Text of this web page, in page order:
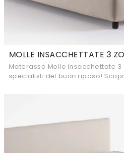
MOLLE INSACCHETTATE 3
Materasso Molle insacchettate 3
specialisti del buon riposo!